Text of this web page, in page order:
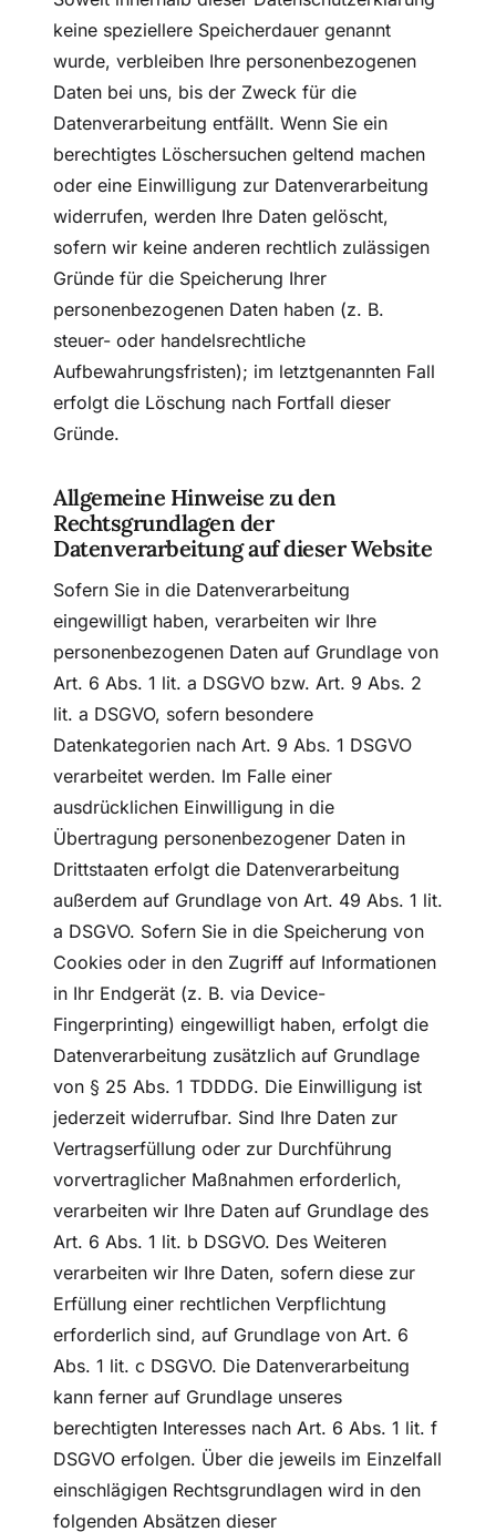
keine speziellere Speicherdauer genannt
wurde, verbleiben Ihre personenbezogenen
Daten bei uns, bis der Zweck für die
Datenverarbeitung entfällt. Wenn Sie ein
berechtigtes Löschersuchen geltend machen
oder eine Einwilligung zur Datenverarbeitung
widerrufen, werden Ihre Daten gelöscht,
sofern wir keine anderen rechtlich zulässigen
Gründe für die Speicherung Ihrer
personenbezogenen Daten haben (z. B.
steuer- oder handelsrechtliche
Aufbewahrungsfristen); im letztgenannten Fall
erfolgt die Löschung nach Fortfall dieser
Gründe.
Allgemeine Hinweise zu den
Rechtsgrundlagen der
Datenverarbeitung auf dieser Website
Sofern Sie in die Datenverarbeitung
eingewilligt haben, verarbeiten wir Ihre
personenbezogenen Daten auf Grundlage von
Art. 6 Abs. 1 lit. a DSGVO bzw. Art. 9 Abs. 2
lit. a DSGVO, sofern besondere
Datenkategorien nach Art. 9 Abs. 1 DSGVO
verarbeitet werden. Im Falle einer
ausdrücklichen Einwilligung in die
Übertragung personenbezogener Daten in
Drittstaaten erfolgt die Datenverarbeitung
außerdem auf Grundlage von Art. 49 Abs. 1 lit.
a DSGVO. Sofern Sie in die Speicherung von
Cookies oder in den Zugriff auf Informationen
in Ihr Endgerät (z. B. via Device-
Fingerprinting) eingewilligt haben, erfolgt die
Datenverarbeitung zusätzlich auf Grundlage
von § 25 Abs. 1 TDDDG. Die Einwilligung ist
jederzeit widerrufbar. Sind Ihre Daten zur
Vertragserfüllung oder zur Durchführung
vorvertraglicher Maßnahmen erforderlich,
verarbeiten wir Ihre Daten auf Grundlage des
Art. 6 Abs. 1 lit. b DSGVO. Des Weiteren
verarbeiten wir Ihre Daten, sofern diese zur
Erfüllung einer rechtlichen Verpflichtung
erforderlich sind, auf Grundlage von Art. 6
Abs. 1 lit. c DSGVO. Die Datenverarbeitung
kann ferner auf Grundlage unseres
berechtigten Interesses nach Art. 6 Abs. 1 lit. f
DSGVO erfolgen. Über die jeweils im Einzelfall
einschlägigen Rechtsgrundlagen wird in den
folgenden Absätzen dieser